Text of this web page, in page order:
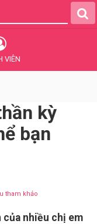
VIÊN
kỳ
bạn
tham khảo
nhiều chị em